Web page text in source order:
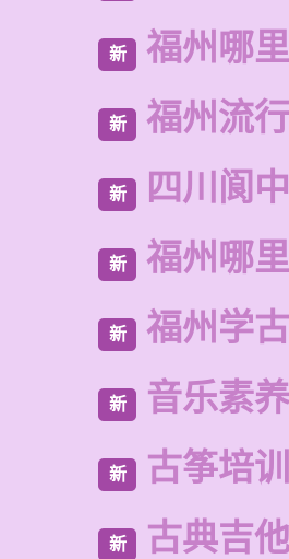
新 福州哪
新 福州流
新 四川阆
新 福州哪
新 福州学
新 音乐素
新 古筝培
新 古典吉他